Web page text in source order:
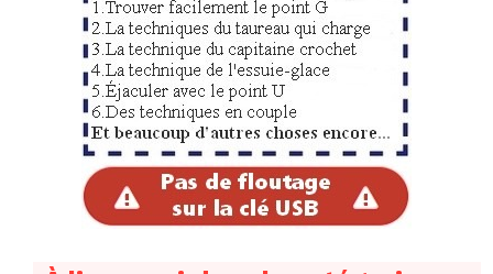
Pour vous démarquer, vous avez besoin de travailler
une spécificité coquine : vous serez peut-être aidé par
une particularité physique comme une grande langue,
un pénis très courbé vers le haut etc. mais je vais vous
dire une chose : gâté ou pas par la nature, au final on
s’en fiche royalement car en fait c’est le fait de vous
documenter sur les bonnes techniques et surtout le fait
d’agir avec la pratique, la sacro-sainte pratique, c’est